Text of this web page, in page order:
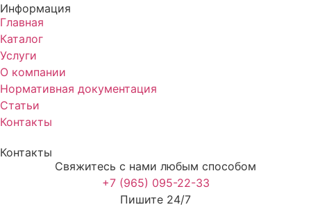
Информация
Главная
Каталог
Услуги
О компании
Нормативная документация
Статьи
Контакты
Контакты
Свяжитесь с нами любым способом
+7 (965) 095-22-33
Пишите 24/7